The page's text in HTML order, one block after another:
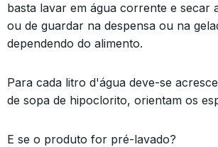
basta lavar em água corrente e secar
ou de guardar na despensa ou na
dependendo do alimento.
Para cada litro d'água deve-se
de sopa de hipoclorito, orientam os
E se o produto for pré-lavado?